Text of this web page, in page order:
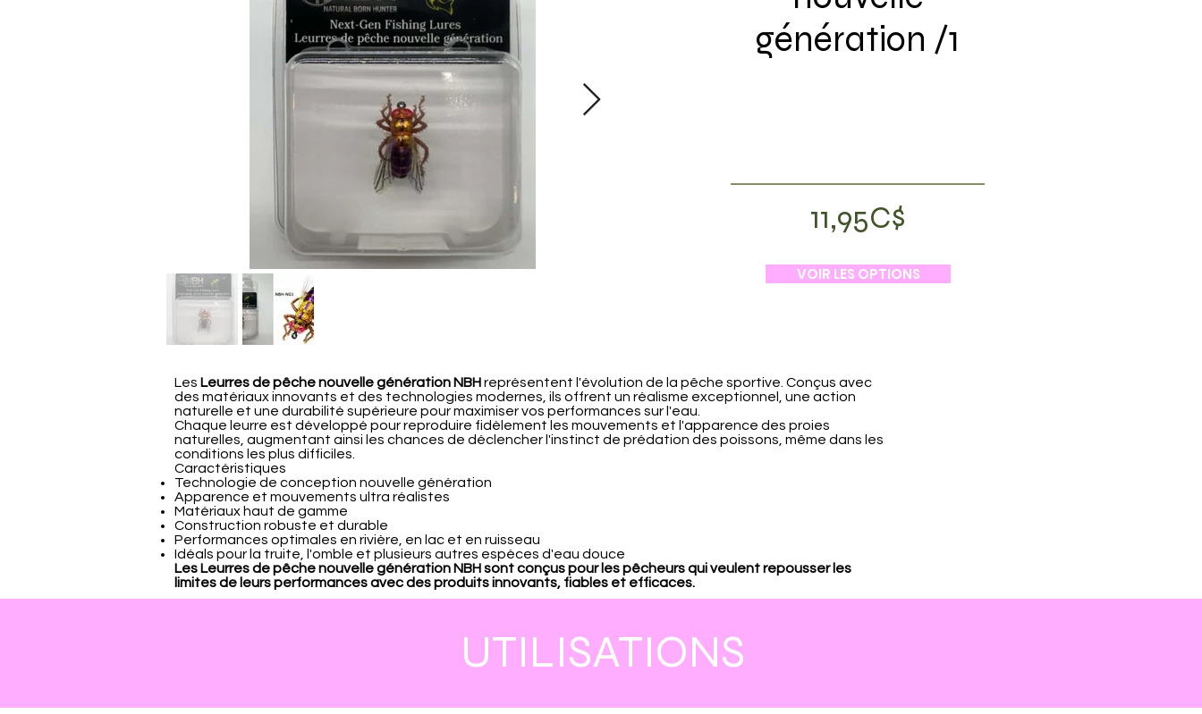
génération /1
11,95C$
VOIR LES OPTIONS
Les Leurres de pêche nouvelle génération NBHreprésentent l'évolution de la pêche sportive. Conçus avec
des matériaux innovants et des technologies modernes, ils offrent un réalisme exceptionnel, une action
naturelle et une durabilité supérieure pour maximiser vos performances sur l'eau.
Chaque leurre est développé pour reproduire fidèlement les mouvements et l'apparence des proies
naturelles, augmentant ainsi les chances de déclencher l'instinct de prédation des poissons, même dans les
conditions les plus difficiles.
Caractéristiques
Technologie de conception nouvelle génération
Apparence et mouvements ultra réalistes
Matériaux haut de gamme
Construction robuste et durable
Performances optimales en rivière, en lac et en ruisseau
Idéals pour la truite, l'omble et plusieurs autres espèces d'eau douce
Les Leurres de pêche nouvelle génération NBH sont conçus pour les pêcheurs qui veulent repousser les
limites de leurs performances avec des produits innovants, fiables et efficaces.
UTILISATIONS